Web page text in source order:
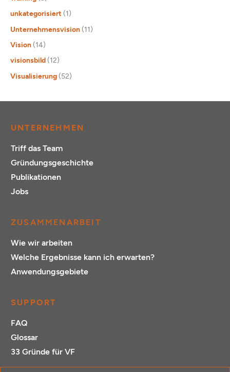
unkategorisiert (1)
Unternehmensvision (11)
Vision (14)
visionsbild (12)
Visualisierung (52)
UNTERNEHMEN
Triff das Team
Gründungsgeschichte
Publikationen
Jobs
ZUSAMMENARBEIT
Wie wir arbeiten
Welche Ergebnisse kann ich erwarten?
Anwendungsgebiete
SUPPORT
FAQ
Glossar
33 Gründe für VF